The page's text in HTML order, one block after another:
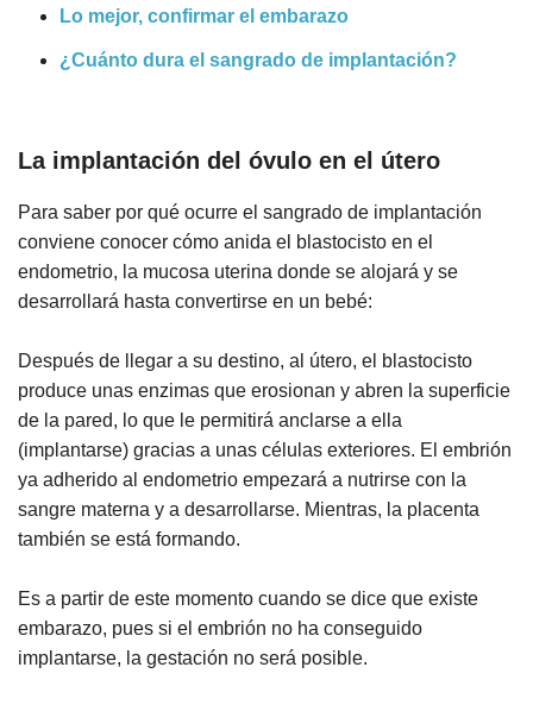
Lo mejor, confirmar el embarazo
¿Cuánto dura el sangrado de implantación?
La implantación del óvulo en el útero
Para saber por qué ocurre el sangrado de implantación
conviene conocer cómo anida el blastocisto en el
endometrio, la mucosa uterina donde se alojará y se
desarrollará hasta convertirse en un bebé:
Después de llegar a su destino, al útero, el blastocisto
produce unas enzimas que erosionan y abren la superficie
de la pared, lo que le permitirá anclarse a ella
(implantarse) gracias a unas células exteriores. El embrión
ya adherido al endometrio empezará a nutrirse con la
sangre materna y a desarrollarse. Mientras, la placenta
también se está formando.
Es a partir de este momento cuando se dice que existe
embarazo, pues si el embrión no ha conseguido
implantarse, la gestación no será posible.